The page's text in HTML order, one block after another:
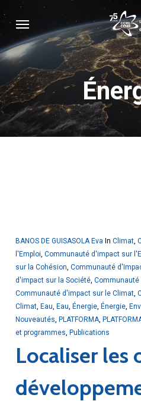
main
content
BANOS DE GUISASOLA Eva In Climat,
l'Emploi Communauté d'impact sur
sur la Cohésion Communauté
d'impact sur la Société,
Communauté d'impact sur le Climat,
Climat, Eau Eau Énergie, Énergie,
Nouveautés PLATFORMA,
et programmes Publications
Localiser les